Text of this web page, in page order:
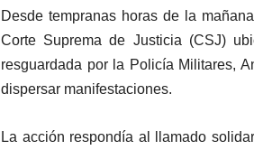
Desde tempranas horas de la
Corte Suprema de Justicia (CSJ)
resguardada por la Policía Militares,
dispersar manifestaciones.
La acción respondía al llamado